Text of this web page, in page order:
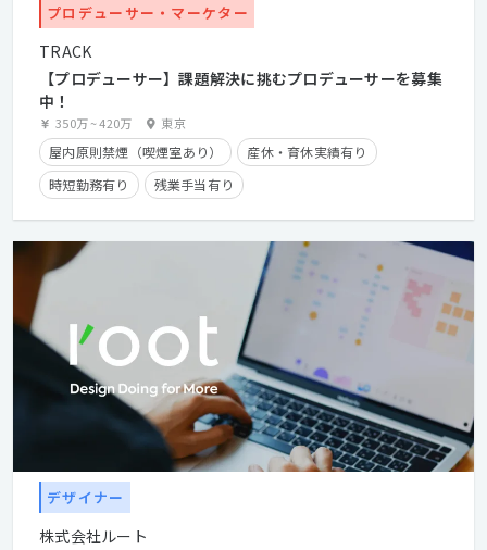
プロデューサー・マーケター
TRACK
【プロデューサー】課題解決に挑むプロデューサーを募集
中！
350万~420万 東京
屋内原則禁煙（喫煙室あり）
産休・育休実績有り
時短勤務有り
残業手当有り
デザイナー
株式会社ルート